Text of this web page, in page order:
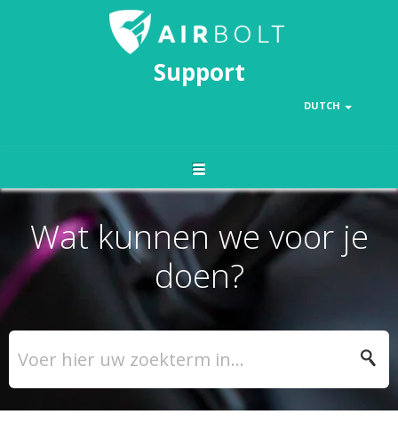
Support
DUTCH
Wat kunnen we voor je
doen?